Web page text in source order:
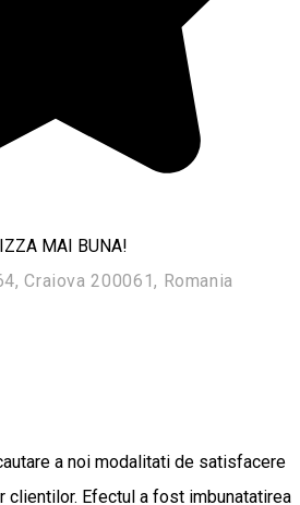
MAI BUNA!
Craiova 200061, Romania
a noi modalitati de satisfacere
clientilor. Efectul a fost imbunatatirea